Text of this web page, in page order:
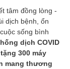
tâm đồng lòng -
dịch bệnh, ổn
sống bình
dịch COVID
300 máy
mang thương